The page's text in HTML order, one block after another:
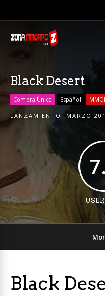
Black Desert
Compra Única Español
LANZAMIENTO: MARZO
Black